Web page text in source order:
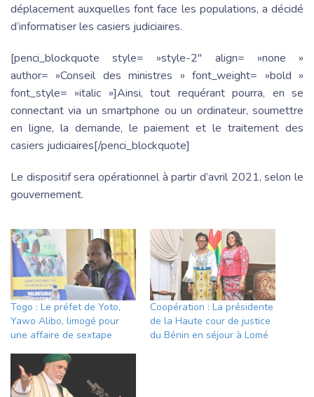
déplacement auxquelles font face les populations, a décidé
d’informatiser les casiers judiciaires.
[penci_blockquote style= »style-2″ align= »none »
author= »Conseil des ministres » font_weight= »bold »
font_style= »italic »]Ainsi, tout requérant pourra, en se
connectant via un smartphone ou un ordinateur, soumettre
en ligne, la demande, le paiement et le traitement des
casiers judiciaires[/penci_blockquote]
Le dispositif sera opérationnel à partir d’avril 2021, selon le
gouvernement.
Togo : Le préfet de Yoto,
Yawo Alibo, limogé pour
une affaire de sextape
Coopération : La présidente
de la Haute cour de justice
du Bénin en séjour à Lomé